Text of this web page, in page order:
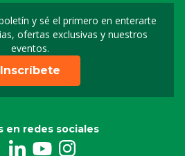
y sé el primero en enterarte
ofertas exclusivas y nuestros
eventos.
Suscripción a nuestro
Inscríbete
en redes sociales